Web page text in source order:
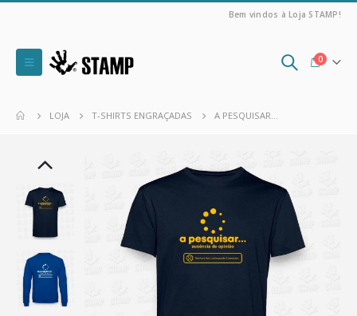
Bem vindos à Loja STAMP!
0
LOJA T-SHIRTS ENGRAÇADAS A PESQUISAR…